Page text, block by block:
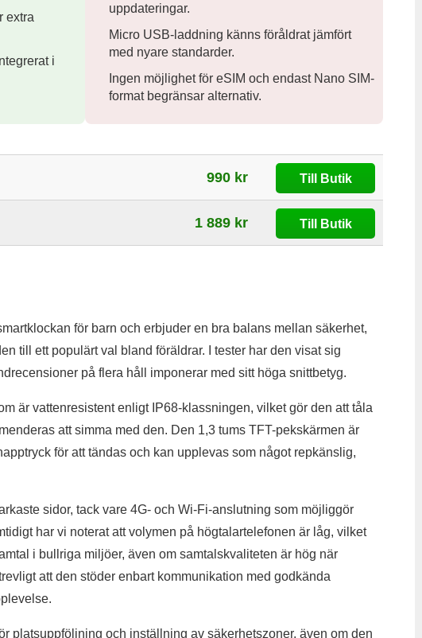
extra
i
uppdateringar.
Micro USB-laddning känns föråldrat jämfört
med nyare standarder.
Ingen möjlighet för eSIM och endast Nano SIM-
format begränsar alternativ.
990 kr Till Butik
1 889 kr Till Butik
för barn och erbjuder en bra balans mellan säkerhet,
till ett populärt val bland föräldrar. I tester har den visat sig
på flera håll imponerar med sitt höga snittbetyg.
är vattenresistent enligt IP68-klassningen, vilket gör den att tåla
att simma med den. Den 1,3 tums TFT-pekskärmen är
för att tändas och kan upplevas som något repkänslig,
sidor, tack vare 4G- och Wi-Fi-anslutning som möjliggör
har vi noterat att volymen på högtalartelefonen är låg, vilket
i bullriga miljöer, även om samtalskvaliteten är hög när
att den stöder enbart kommunikation med godkända
platsuppföljning och inställning av säkerhetszoner, även om den